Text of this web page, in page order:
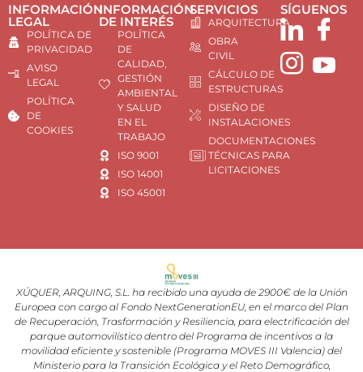
INFORMACIÓN
LEGAL
POLÍTICA DE
PRIVACIDAD
AVISO
LEGAL
POLÍTICA
DE
COOKIES
INFORMACIÓN
DE INTERÉS
POLÍTICA
DE
CALIDAD,
GESTIÓN
AMBIENTAL
Y SALUD
EN EL
TRABAJO
ISO 9001
ISO 14001
ISO 45001
SERVICIOS
ARQUITECTURA
OBRA
CIVIL
CÁLCULO DE
ESTRUCTURAS
DISEÑO DE
INSTALACIONES
DOCUMENTACIONES
TÉCNICAS PARA
LICITACIONES
SÍGUENOS
XÚQUER, ARQUING, S.L. ha recibido una ayuda de 2900€ de la Unión
Europea con cargo al Fondo NextGenerationEU, en el marco del Plan
de Recuperación, Trasformación y Resiliencia, para electrificación del
parque automovilístico dentro del Programa de incentivos a la
movilidad eficiente y sostenible (Programa MOVES III Valencia) del
Ministerio para la Transición Ecológica y el Reto Demográfico,